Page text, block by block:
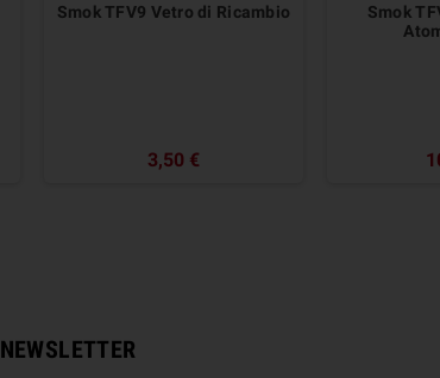
Smok TFV9 Vetro di Ricambio
3,50 €
Smok
NEWSLETTER